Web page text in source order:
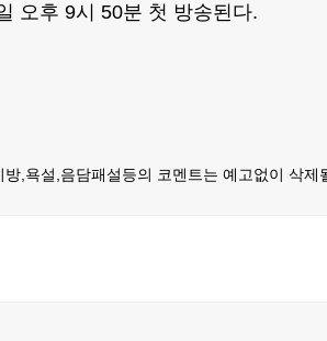
오후 9시 50분 첫 방송된다.
,욕설,음담패설등의 코멘트는 예고없이 삭제